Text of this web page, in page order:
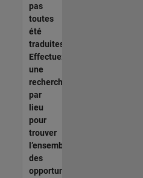
pas
toutes
été
traduites.
Effectuez
une
recherche
par
lieu
pour
trouver
l’ensemble
des
opportunités